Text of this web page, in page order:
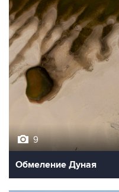
9
Обмеление Дуная